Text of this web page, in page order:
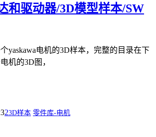
和驱动器/3D模型样本/SW
yaskawa电机的3D样本，完整的目录在下
机的3D图，
23D样本 零件库-电机